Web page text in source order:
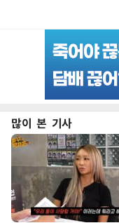
많이 본 기사